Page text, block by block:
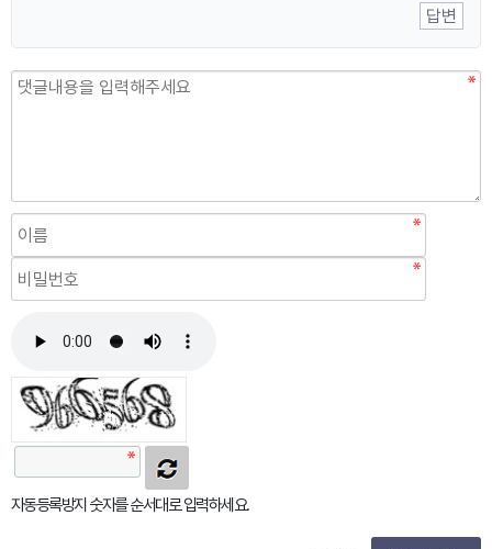
답변
자동등록방지 숫자를 순서대로 입력하세요.